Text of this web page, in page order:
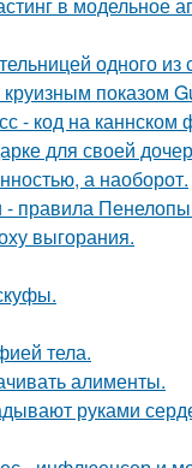
одного
показом
- код на
для своей
а наоборот.
правила Пенелопы
выгорания.
тела.
алименты.
руками